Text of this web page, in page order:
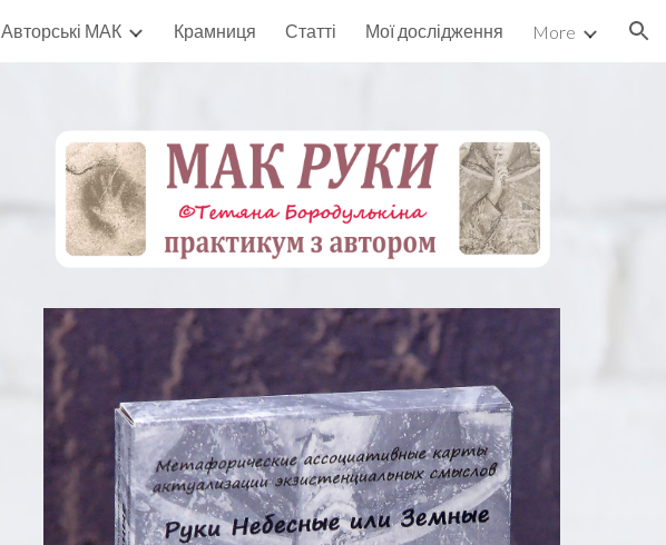
Skip to navigation
Авторські МАК Крамниця Статті Мої дослідження More